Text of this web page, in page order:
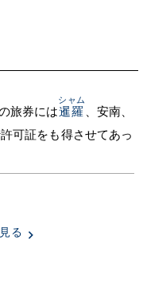
旅券には暹羅
シャム
、安南、
可証をも得させてあっ
見る